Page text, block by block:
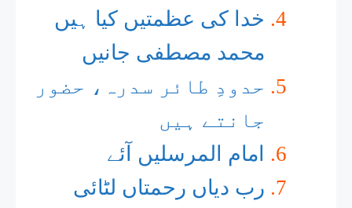
خدا کی عظمتیں کیا ہیں
محمد مصطفی جانیں
حدودِ طائر سدرہ، حضور
جانتے ہیں
امام المرسلیں آئے
رب دیاں رحمتاں لٹائی